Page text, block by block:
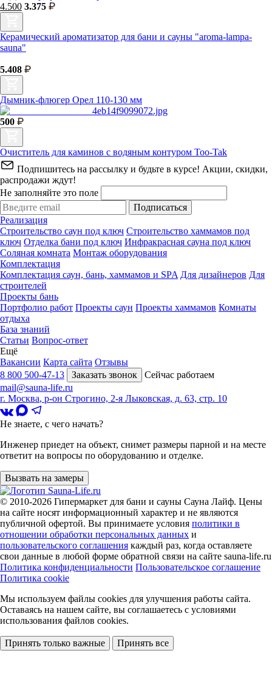
4.500 3.375
Керамический ароматизатор для бани и сауны "aroma-lampa-
sauna"
5.408
Дымник-флюгер Орел 110-130 мм
500
Очиститель для каминов с водяным контуром Too-Tak
Подпишитесь на рассылку и будьте в курсе! Акции, скидки,
распродажи ждут!
Не заполняйте это поле
Подписаться
Реализация
Строительство саун под ключ Строительство хаммамов под
ключ Отделка бани под ключ Инфракрасная сауна под ключ
Соляная комната Монтаж оборудования
Комплектация
Комплектация саун, бань, хаммамов и SPA Для дизайнеров Для
строителей
Проекты бань
Портфолио работ Проекты саун Проекты хаммамов Комнаты
отдыха
База знаний
Статьи Вопрос-ответ
Ещё
Вакансии Карта сайта Отзывы
8 800 500-47-13
Заказать звонок
Сейчас работаем
mail@sauna-life.ru
г. Москва, р-он Строгино, 2-я Лыковская, д. 63, стр. 10
Не знаете, с чего начать?
Инженер приедет на объект, снимет размеры парной и на месте
ответит на вопросы по оборудованию и отделке.
Вызвать на замеры
© 2010-2026 Гипермаркет для бани и сауны Сауна Лайф. Цены
на сайте носят информационный характер и не являются
публичной офертой. Вы принимаете условия политики в
отношении обработки персональных данных и
пользовательского соглашения каждый раз, когда оставляете
свои данные в любой форме обратной связи на сайте sauna-life.ru
Политика конфиденциальности Пользовательское соглашение
Политика cookie
Мы используем файлы cookies для улучшения работы сайта.
Оставаясь на нашем сайте, вы соглашаетесь с условиями
использования файлов cookies.
Принять только важные Принять все